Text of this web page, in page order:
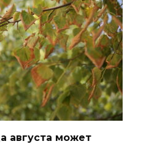
августа может